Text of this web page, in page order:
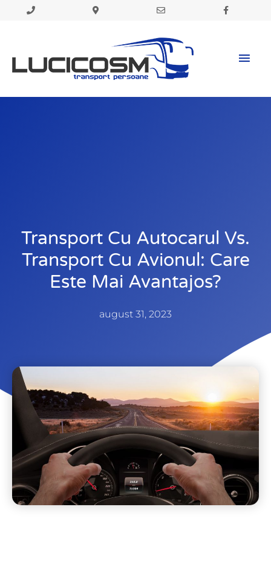
Transport Cu Autocarul Vs.
Transport Cu Avionul: Care
Este Mai Avantajos?
august 31, 2023